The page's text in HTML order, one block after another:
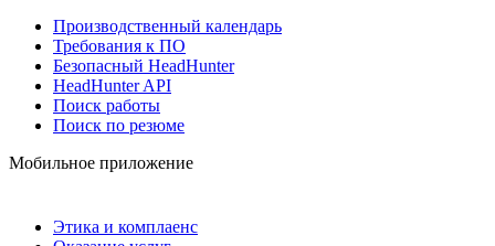
Производственный календарь
Требования к ПО
Безопасный HeadHunter
HeadHunter API
Поиск работы
Поиск по резюме
Мобильное приложение
Этика и комплаенс